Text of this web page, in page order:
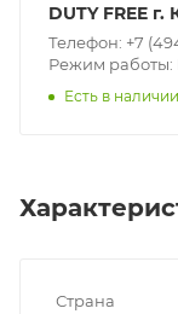
DUTY FREE
Телефон: +7
Режим работы:
Есть в
Страна